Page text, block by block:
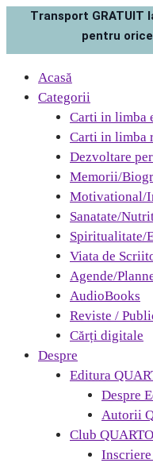
Transport GRATUIT
pentru
Acasă
Categorii
Carti in limba
Carti in limba
Dezvoltare
Memorii/
Motivational/
Sanatate/
Spiritualitate/
Viata de
Agende/
AudioBooks
Reviste /
Cărți digitale
Despre
Editura
Despre
Autorii
Club QUARTO